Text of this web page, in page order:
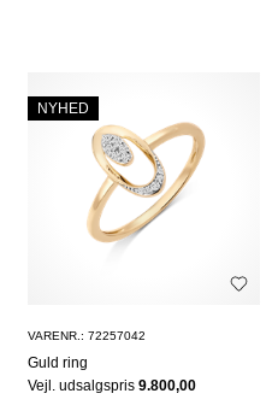
NYHED
VARENR.: 72257042
Guld ring
Vejl. udsalgspris 9.800,00